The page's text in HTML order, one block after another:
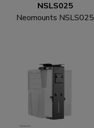
NSLS025
Neomounts NSLS025